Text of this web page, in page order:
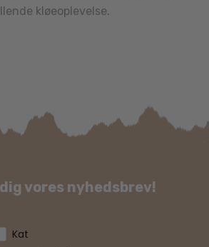
kløeoplevelse.
vores nyhedsbrev!
Kat